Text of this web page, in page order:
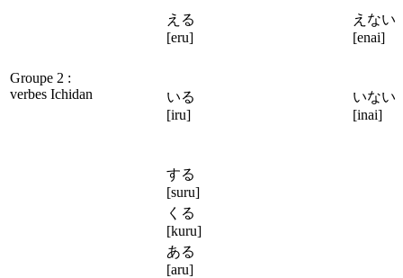
Groupe 2 :
verbes Ichidan
える
[eru]
えな
[enai]
いる
[iru]
いな
[inai]
する
[suru]
くる
[kuru]
ある
[aru]